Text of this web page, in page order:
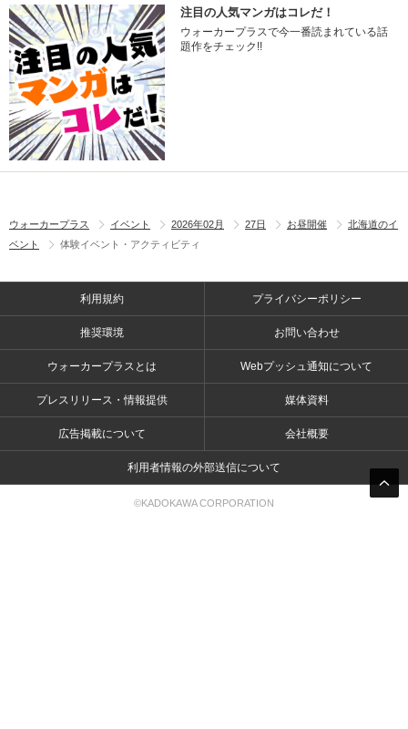
注目の人気マンガはコレだ！
ウォーカープラスで今一番読まれている話
題作をチェック!!
ウォーカープラス イベント 2026年02月 27日 お昼開催
北海道のイ
ベント
体験イベント・アクティビティ
利用規約 プライバシーポリシー
推奨環境 お問い合わせ
ウォーカープラスとは Webプッシュ通知について
プレスリリース・情報提供 媒体資料
広告掲載について 会社概要
利用者情報の外部送信について
©KADOKAWA CORPORATION